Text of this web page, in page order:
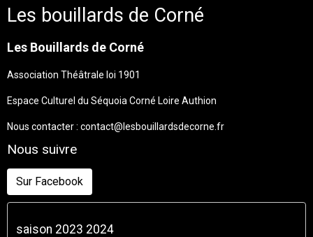
Les bouillards de Corné
Les Bouillards de Corné
Association Théâtrale loi 1901
Espace Culturel du Séquoia Corné Loire Authion
Nous contacter : contact@lesbouillardsdecorne.fr
Nous suivre
Sur Facebook
saison 2023 2024